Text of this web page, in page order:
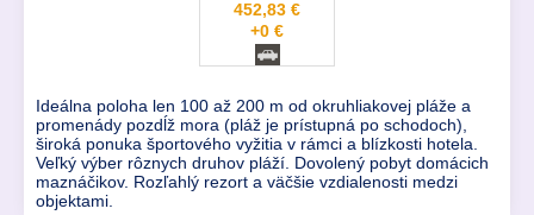
452,83 €
+0 €
Ideálna poloha len 100 až 200 m od okruhliakovej pláže a
promenády pozdĺž mora (pláž je prístupná po schodoch),
široká ponuka športového vyžitia v rámci a blízkosti hotela.
Veľký výber rôznych druhov pláží. Dovolený pobyt domácich
maznáčikov. Rozľahlý rezort a väčšie vzdialenosti medzi
objektami.